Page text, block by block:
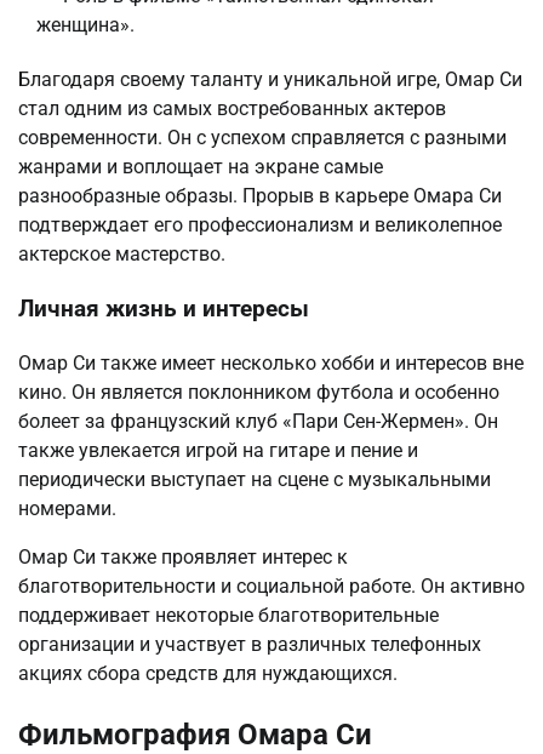
женщина».
Благодаря своему таланту и уникальной игре, Омар Си
стал одним из самых востребованных актеров
современности. Он с успехом справляется с разными
жанрами и воплощает на экране самые
разнообразные образы. Прорыв в карьере Омара Си
подтверждает его профессионализм и великолепное
актерское мастерство.
Личная жизнь и интересы
Омар Си также имеет несколько хобби и интересов вне
кино. Он является поклонником футбола и особенно
болеет за французский клуб «Пари Сен-Жермен». Он
также увлекается игрой на гитаре и пение и
периодически выступает на сцене с музыкальными
номерами.
Омар Си также проявляет интерес к
благотворительности и социальной работе. Он активно
поддерживает некоторые благотворительные
организации и участвует в различных телефонных
акциях сбора средств для нуждающихся.
Фильмография Омара Си